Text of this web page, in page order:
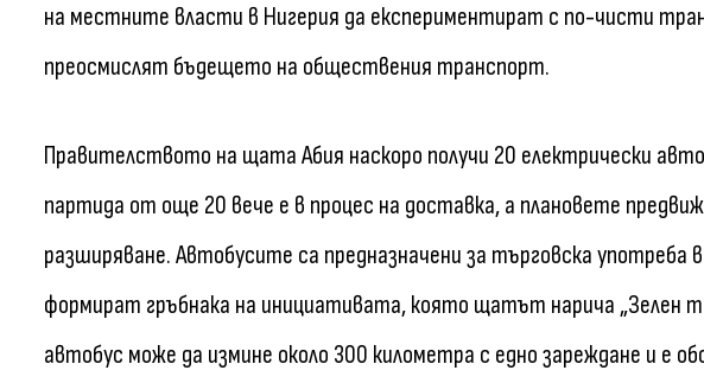
на местните власти в Нигерия да експериментират с по-чисти
преосмислят бъдещето на обществения транспорт.
Правителството на щата Абия наскоро получи 20 електрически
партида от още 20 вече е в процес на доставка, а плановете
разширяване. Автобусите са предназначени за търговска
формират гръбнака на инициативата, която щатът нарича „Зелен
автобус може да измине около 300 километра с едно зареждане и е